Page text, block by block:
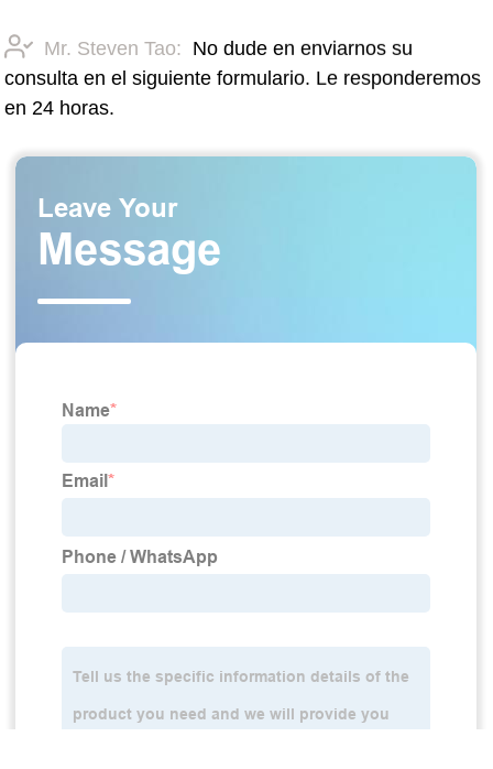
Mr. Steven Tao: No dude en enviarnos su
consulta en el siguiente formulario. Le responderemos
en 24 horas.